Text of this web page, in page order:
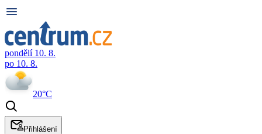
pondělí 10. 8.
po 10. 8.
20°C
Přihlášení